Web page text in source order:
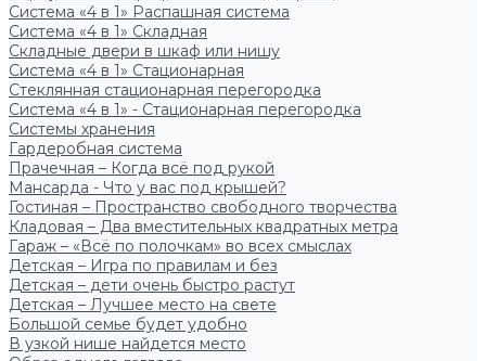
Система «4 в 1» Распашная система
Система «4 в 1» Складная
Складные двери в шкаф или нишу
Система «4 в 1» Стационарная
Стеклянная стационарная перегородка
Система «4 в 1» - Стационарная перегородка
Системы хранения
Гардеробная система
Прачечная – Когда всё под рукой
Мансарда - Что у вас под крышей?
Гостиная – Пространство свободного творчества
Кладовая – Два вместительных квадратных метра
Гараж – «Всё по полочкам» во всех смыслах
Детская – Игра по правилам и без
Детская – дети очень быстро растут
Детская – Лучшее место на свете
Большой семье будет удобно
В узкой нише найдется место